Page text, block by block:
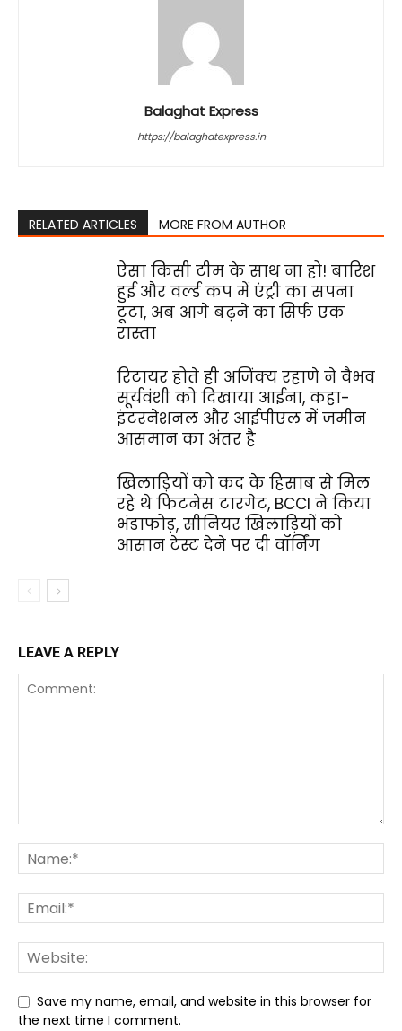
Balaghat Express
https://balaghatexpress.in
RELATED ARTICLES MORE FROM AUTHOR
ऐसा किसी टीम के साथ ना हो! बारिश
हुई और वर्ल्ड कप में एंट्री का सपना
टूटा, अब आगे बढ़ने का सिर्फ एक
रास्ता
रिटायर होते ही अजिंक्य रहाणे ने वैभव
सूर्यवंशी को दिखाया आईना, कहा-
इंटरनेशनल और आईपीएल में जमीन
आसमान का अंतर है
खिलाड़ियों को कद के हिसाब से मिल
रहे थे फिटनेस टारगेट, BCCI ने किया
भंडाफोड़, सीनियर खिलाड़ियों को
आसान टेस्ट देने पर दी वॉर्निंग
LEAVE A REPLY
Save my name, email, and website in this browser for
the next time I comment.